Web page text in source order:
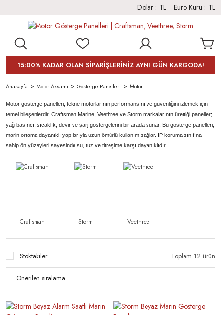
Dolar : TL Euro Kuru : TL
15:00'A KADAR OLAN SİPARİŞLERİNİZ AYNI GÜN KARGODA!
Anasayfa Motor Aksamı Gösterge Panelleri Motor
Motor gösterge panelleri, tekne motorlarının performansını ve güvenliğini izlemek için
temel bileşenlerdir. Craftsman Marine, Veethree ve Storm markalarının ürettiği paneller;
yağ basıncı, sıcaklık, devir ve şarj göstergelerini bir arada sunar. Bu gösterge panelleri,
marin ortama dayanıklı yapılarıyla uzun ömürlü kullanım sağlar. IP koruma sınıfına
sahip ön yüzeyleri sayesinde su, tuz ve titreşime karşı dayanıklıdır.
Craftsman Storm Veethree
Stoktakiler Toplam 12 ürün